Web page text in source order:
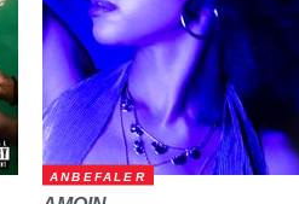
ANBEFALER